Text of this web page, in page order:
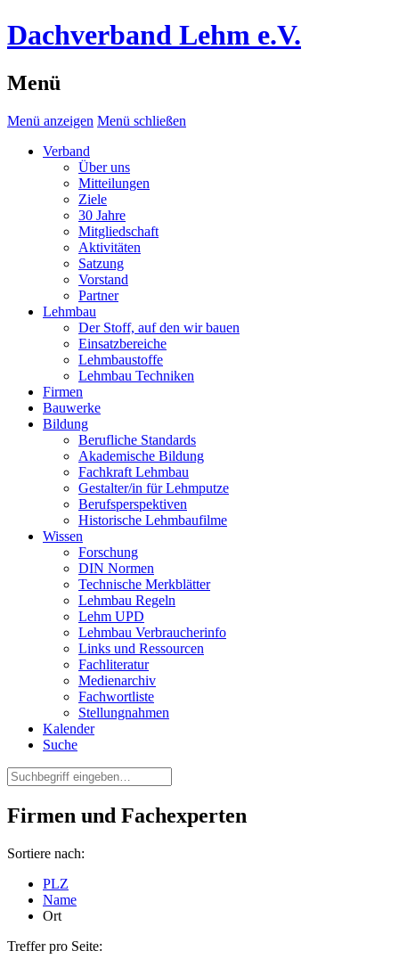
Dachverband Lehm e.V.
Menü
Menü anzeigen Menü schließen
Verband
Über uns
Mitteilungen
Ziele
30 Jahre
Mitgliedschaft
Aktivitäten
Satzung
Vorstand
Partner
Lehmbau
Der Stoff, auf den wir bauen
Einsatzbereiche
Lehmbaustoffe
Lehmbau Techniken
Firmen
Bauwerke
Bildung
Berufliche Standards
Akademische Bildung
Fachkraft Lehmbau
Gestalter/in für Lehmputze
Berufsperspektiven
Historische Lehmbaufilme
Wissen
Forschung
DIN Normen
Technische Merkblätter
Lehmbau Regeln
Lehm UPD
Lehmbau Verbraucherinfo
Links und Ressourcen
Fachliteratur
Medienarchiv
Fachwortliste
Stellungnahmen
Kalender
Suche
Firmen und Fachexperten
Sortiere nach:
PLZ
Name
Ort
Treffer pro Seite: